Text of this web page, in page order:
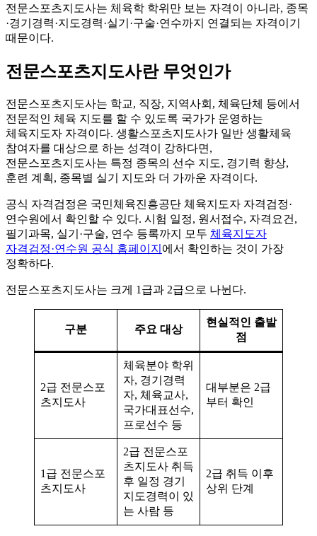
전문스포츠지도사는 체육학 학위만 보는 자격이 아니라, 종목
·경기경력·지도경력·실기·구술·연수까지 연결되는 자격이기
때문이다.
전문스포츠지도사란 무엇인가
전문스포츠지도사는 학교, 직장, 지역사회, 체육단체 등에서
전문적인 체육 지도를 할 수 있도록 국가가 운영하는
체육지도자 자격이다. 생활스포츠지도사가 일반 생활체육
참여자를 대상으로 하는 성격이 강하다면,
전문스포츠지도사는 특정 종목의 선수 지도, 경기력 향상,
훈련 계획, 종목별 실기 지도와 더 가까운 자격이다.
공식 자격검정은 국민체육진흥공단 체육지도자 자격검정·
연수원에서 확인할 수 있다. 시험 일정, 원서접수, 자격요건,
필기과목, 실기·구술, 연수 등록까지 모두 체육지도자
자격검정·연수원 공식 홈페이지 에서 확인하는 것이 가장
정확하다.
전문스포츠지도사는 크게 1급과 2급으로 나뉜다.
구분 주요 대상
현실적인 출발
점
2급 전문스포
츠지도사
체육분야 학위
자, 경기경력
자, 체육교사,
국가대표선수,
프로선수 등
대부분은 2급
부터 확인
1급 전문스포
츠지도사
2급 전문스포
츠지도사 취득
후 일정 경기
지도경력이 있
는 사람 등
2급 취득 이후
상위 단계